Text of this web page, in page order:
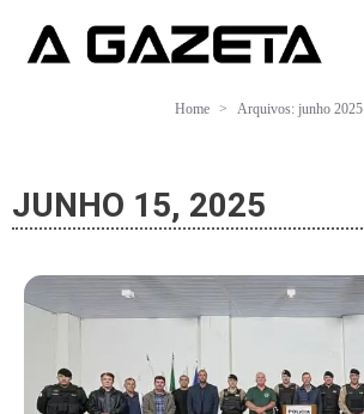
Home Arquivos: junho 2025
JUNHO 15, 2025